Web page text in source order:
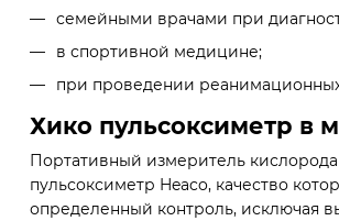
семейными врачами при
в спортивной медицине;
при проведении
Хико пульсоксиметр в
Портативный измеритель
пульсоксиметр Heaco, качество
определенный контроль, исключая